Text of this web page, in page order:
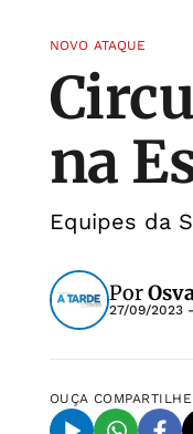
NOVO ATAQUE
na
Equipes da
Por
27/09/2023
OUÇA COMPARTILHE